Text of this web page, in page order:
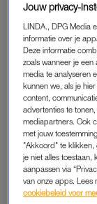
Ze treedt daar
Britse tabloidThe
ADELE
Het nieuwe
december uit.
worden
datum uitgesteld.
Fans hoeven
van de 33-jarige
Jouw privacy-
LINDA., DPG Media
informatie over je
Deze informatie
zoals wanneer je
media te analyseren
kunnen we, als je
content,
advertenties te
mediapartners. Ook
met jouw
"Akkoord" te klikken,
je niet alles toestaan,
aanpassen via
van onze apps. Lees
cookiebeleid voor